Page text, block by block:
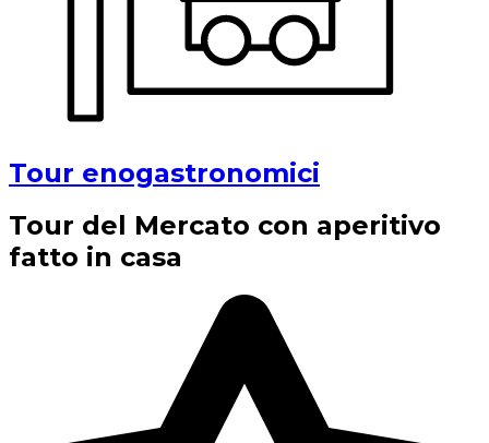
Tour enogastronomici
Tour del Mercato con aperitivo
fatto in casa